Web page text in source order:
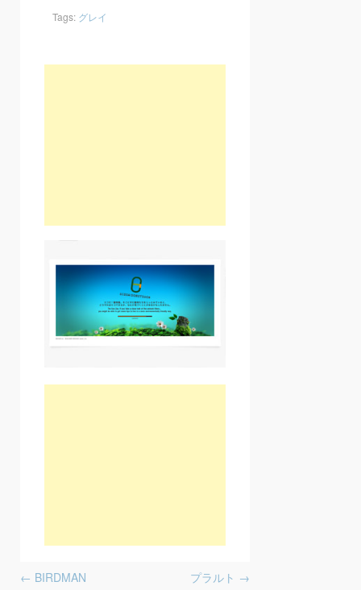
Tags: グレイ
← BIRDMAN プラルト →